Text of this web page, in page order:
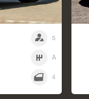
5
A
4